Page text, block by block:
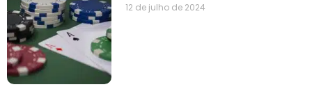
12 de julho de 2024